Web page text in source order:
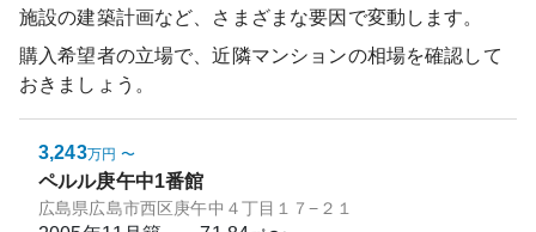
施設の建築計画など、さまざまな要因で変動します。
購入希望者の立場で、近隣マンションの相場を確認して
おきましょう。
3,243万円 〜
ペルル庚午中1番館
広島県広島市西区庚午中４丁目１７−２１